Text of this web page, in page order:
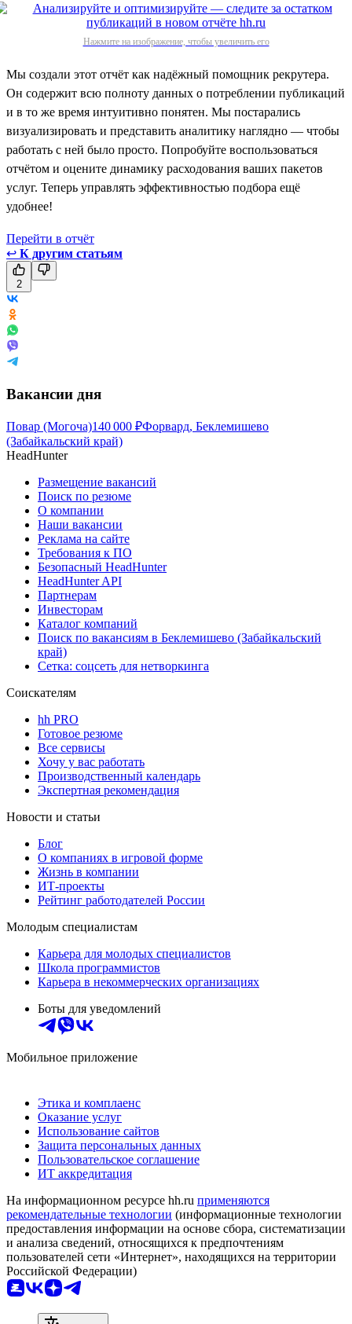
Нажмите на изображение, чтобы увеличить его
Мы создали этот отчёт как надёжный помощник рекрутера.
Он содержит всю полноту данных о потреблении публикаций
и в то же время интуитивно понятен. Мы постарались
визуализировать и представить аналитику наглядно — чтобы
работать с ней было просто. Попробуйте воспользоваться
отчётом и оцените динамику расходования ваших пакетов
услуг. Теперь управлять эффективностью подбора ещё
удобнее!
Перейти в отчёт
↩ К другим статьям
2
Вакансии дня
Повар (Могоча)140 000 ₽Форвард, Беклемишево
(Забайкальский край)
HeadHunter
Размещение вакансий
Поиск по резюме
О компании
Наши вакансии
Реклама на сайте
Требования к ПО
Безопасный HeadHunter
HeadHunter API
Партнерам
Инвесторам
Каталог компаний
Поиск по вакансиям в Беклемишево (Забайкальский
край)
Сетка: соцсеть для нетворкинга
Соискателям
hh PRO
Готовое резюме
Все сервисы
Хочу у вас работать
Производственный календарь
Экспертная рекомендация
Новости и статьи
Блог
О компаниях в игровой форме
Жизнь в компании
ИТ-проекты
Рейтинг работодателей России
Молодым специалистам
Карьера для молодых специалистов
Школа программистов
Карьера в некоммерческих организациях
Боты для уведомлений
Мобильное приложение
Этика и комплаенс
Оказание услуг
Использование сайтов
Защита персональных данных
Пользовательское соглашение
ИТ аккредитация
На информационном ресурсе hh.ru применяются
рекомендательные технологии (информационные технологии
предоставления информации на основе сбора, систематизации
и анализа сведений, относящихся к предпочтениям
пользователей сети «Интернет», находящихся на территории
Российской Федерации)